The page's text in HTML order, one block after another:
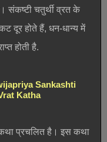
संकष्टी चतुर्थी व्रत के
दूर होते हैं, धन-धान्य में
होती है.
Sankashti
Katha
कथा प्रचलित है। इस कथा